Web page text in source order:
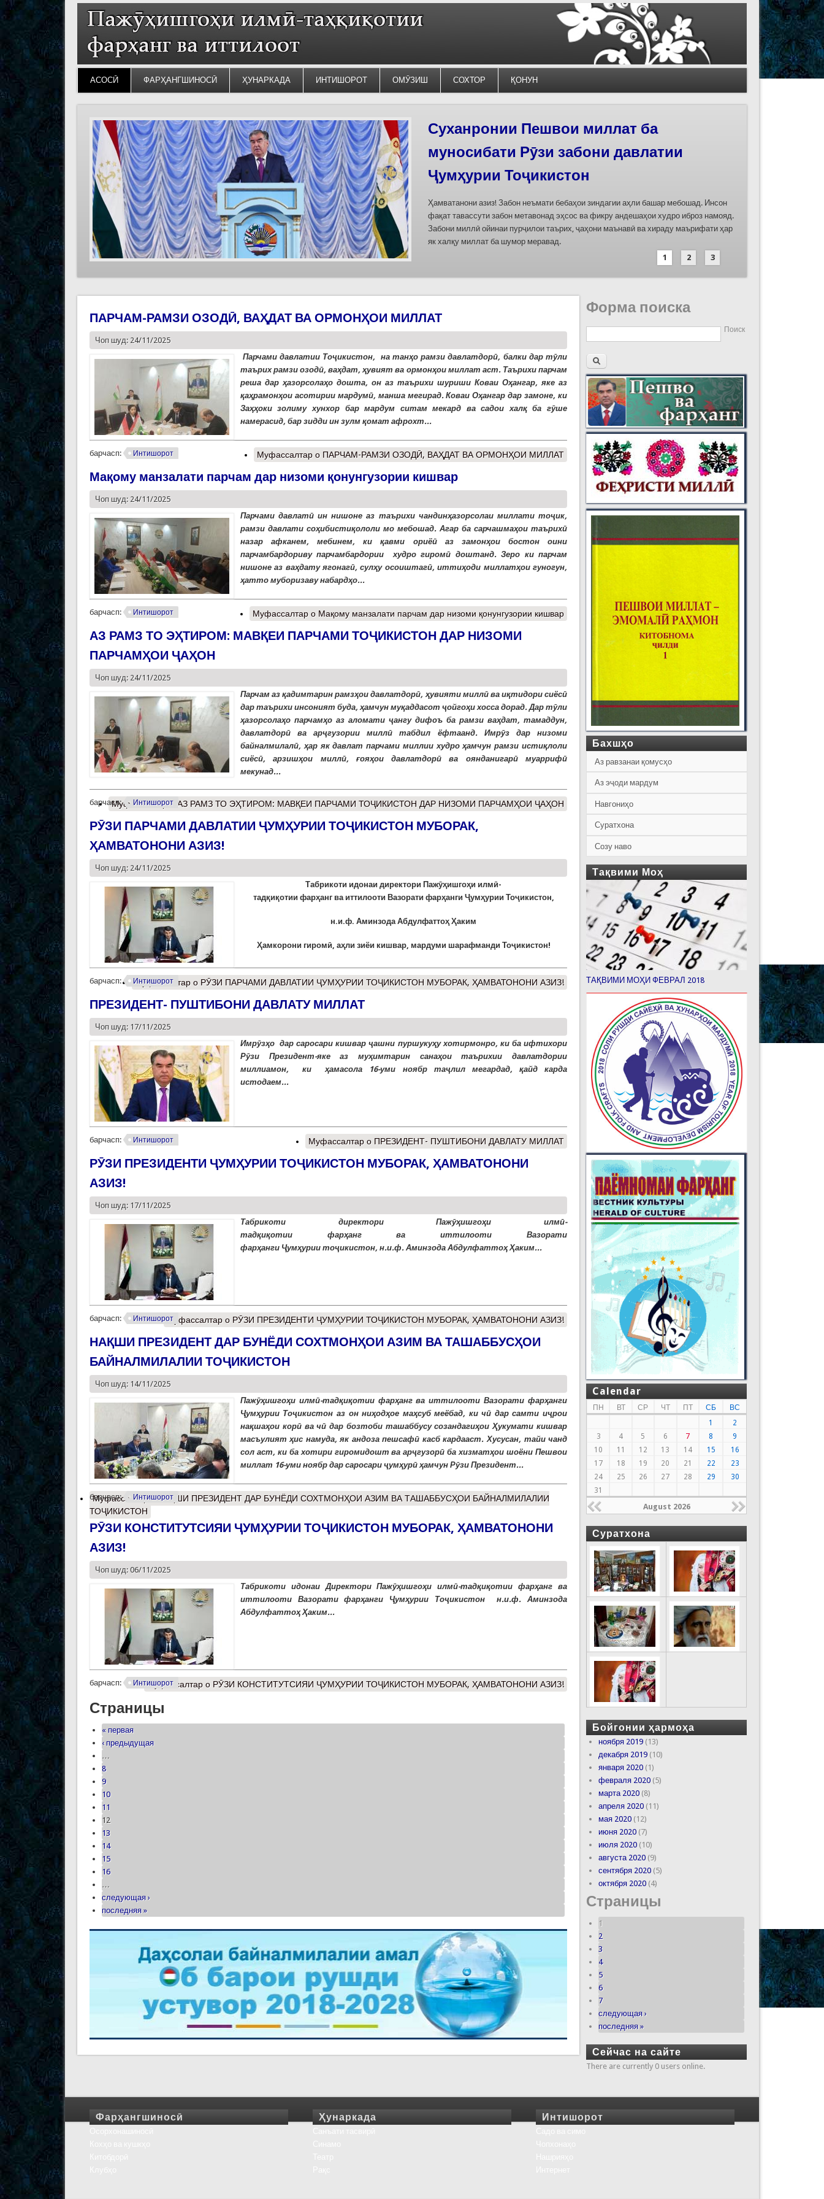
АСОСӢ ФАРҲАНГШИНОСӢ ҲУНАРКАДА ИНТИШОРОТ ОМӮЗИШ СОХТОР ҚОНУН
Силсилаи ёдгориҳои роҳи абрешим
барои сабт дар феҳристи ЮНЕСКО
омода мешаванд
Дар бахшҳои семинар вазъи омодасозии ҳуҷҷатҳои номинатсияҳои муштараки
кишварҳои Осиёи Марказӣ, аз он ҷумла номинатсияи “Роҳи абрешим: гузаргоҳи
минтақавии Фарғона-Сирдарё», ки аз ҷониби ҷумҳуриҳои Қазоқистон, Қирғизистон,
Тоҷикистон ва Ўзбекистон пешниҳод хоҳад шуд
1
2 3
ПАРЧАМ-РАМЗИ ОЗОДӢ, ВАҲДАТ ВА ОРМОНҲОИ МИЛЛАТ
Чоп шуд: 24/11/2025
Парчами давлатии Тоҷикистон, на танҳо рамзи давлатдорӣ, балки дар тӯли
таърих рамзи озодӣ, ваҳдат, ҳувият ва ормонҳои миллат аст. Таърихи парчам
реша дар ҳазорсолаҳо дошта, он аз таърихи шуриши Коваи Оҳангар, яке аз
қаҳрамонҳои асотирии мардумӣ, манша мегирад. Коваи Оҳангар дар замоне, ки
Заҳҳоки золиму хунхор бар мардум ситам мекард ва садои халқ ба гӯше
намерасид, бар зидди ин зулм қомат афрохт...
барчасп: Интишорот Муфассалтар о ПАРЧАМ-РАМЗИ ОЗОДӢ, ВАҲДАТ ВА ОРМОНҲОИ МИЛЛАТ
Мақому манзалати парчам дар низоми қонунгузории кишвар
Чоп шуд: 24/11/2025
Парчами давлатӣ ин нишоне аз таърихи чандинҳазорсолаи миллати тоҷик,
рамзи давлати соҳибистиқололи мо мебошад. Агар ба сарчашмаҳои таърихӣ
назар афканем, мебинем, ки қавми ориёӣ аз замонҳои бостон оини
парчамбардориву парчамбардории худро гиромӣ доштанд. Зеро ки парчам
нишоне аз ваҳдату ягонагӣ, сулҳу осоиштагӣ, иттиҳоди миллатҳои гуногун,
ҳатто муборизаву набардҳо...
барчасп: Интишорот Муфассалтар о Мақому манзалати парчам дар низоми қонунгузории кишвар
АЗ РАМЗ ТО ЭҲТИРОМ: МАВҚЕИ ПАРЧАМИ ТОҶИКИСТОН ДАР НИЗОМИ
ПАРЧАМҲОИ ҶАҲОН
Чоп шуд: 24/11/2025
Парчам аз қадимтарин рамзҳои давлатдорӣ, ҳувияти миллӣ ва иқтидори сиёсӣ
дар таърихи инсоният буда, ҳамчун муқаддасот ҷойгоҳи хосса дорад. Дар тӯли
ҳазорсолаҳо парчамҳо аз аломати ҷангу дифоъ ба рамзи ваҳдат, тамаддун,
давлатдорӣ ва арҷгузории миллӣ табдил ёфтаанд. Имрӯз дар низоми
байналмилалӣ, ҳар як давлат парчами миллии худро ҳамчун рамзи истиқлоли
сиёсӣ, арзишҳои миллӣ, ғояҳои давлатдорӣ ва оянданигарӣ муаррифӣ
мекунад...
барчасп: Интишорот
Муфассалтаро АЗ РАМЗ ТО ЭҲТИРОМ: МАВҚЕИ ПАРЧАМИ ТОҶИКИСТОН ДАР НИЗОМИ ПАРЧАМҲОИ ҶАҲОН
РӮЗИ ПАРЧАМИ ДАВЛАТИИ ҶУМҲУРИИ ТОҶИКИСТОН МУБОРАК,
ҲАМВАТОНОНИ АЗИЗ!
Чоп шуд: 24/11/2025
Табрикоти идонаи директори Пажӯҳишгоҳи илмӣ-
тадқиқотии фарҳанг ва иттилооти Вазорати фарҳанги Ҷумҳурии Тоҷикистон,
н.и.ф. Аминзода Абдулфаттоҳ Ҳаким
Ҳамкорони гиромӣ, аҳли зиёи кишвар, мардуми шарафманди Тоҷикистон!
барчасп: Интишорот
Муфассалтар о РӮЗИ ПАРЧАМИ ДАВЛАТИИ ҶУМҲУРИИ ТОҶИКИСТОН МУБОРАК, ҲАМВАТОНОНИ АЗИЗ!
ПРЕЗИДЕНТ- ПУШТИБОНИ ДАВЛАТУ МИЛЛАТ
Чоп шуд: 17/11/2025
Имрӯзҳо дар саросари кишвар ҷашни пуршукуҳу хотирмонро, ки ба ифтихори
Рӯзи Президент-яке аз муҳимтарин санаҳои таърихии давлатдории
миллиамон, ки ҳамасола 16-уми ноябр таҷлил мегардад, қайд карда
истодаем...
барчасп: Интишорот Муфассалтар о ПРЕЗИДЕНТ- ПУШТИБОНИ ДАВЛАТУ МИЛЛАТ
РӮЗИ ПРЕЗИДЕНТИ ҶУМҲУРИИ ТОҶИКИСТОН МУБОРАК, ҲАМВАТОНОНИ
АЗИЗ!
Чоп шуд: 17/11/2025
Табрикоти директори Пажӯҳишгоҳи илмӣ-
тадқиқотии фарҳанг ва иттилооти Вазорати
фарҳанги Ҷумҳурии тоҷикистон, н.и.ф. Аминзода Абдулфаттоҳ Ҳаким...
барчасп: ИнтишоротМуфассалтар о РӮЗИ ПРЕЗИДЕНТИ ҶУМҲУРИИ ТОҶИКИСТОН МУБОРАК, ҲАМВАТОНОНИ АЗИЗ!
НАҚШИ ПРЕЗИДЕНТ ДАР БУНЁДИ СОХТМОНҲОИ АЗИМ ВА ТАШАББУСҲОИ
БАЙНАЛМИЛАЛИИ ТОҶИКИСТОН
Чоп шуд: 14/11/2025
Пажӯҳишгоҳи илмӣ-тадқиқотии фарҳанг ва иттилооти Вазорати фарҳанги
Ҷумҳурии Тоҷикистон аз он ниҳодҳое маҳсуб меёбад, ки чӣ дар самти иҷрои
нақшаҳои корӣ ва чӣ дар бозтоби ташаббусу созандагиҳои Ҳукумати кишвар
масъулият ҳис намуда, як андоза пешсафӣ касб кардааст. Хусусан, тайи чанд
сол аст, ки ба хотири гиромидошт ва арҷгузорӣ ба хизматҳои шоёни Пешвои
миллат 16-уми ноябр дар саросари ҷумҳурӣ ҳамчун Рӯзи Президент...
барчасп: Интишорот
Муфассалтаро НАҚШИ ПРЕЗИДЕНТ ДАР БУНЁДИ СОХТМОНҲОИ АЗИМ ВА ТАШАББУСҲОИ БАЙНАЛМИЛАЛИИ
ТОҶИКИСТОН
РӮЗИ КОНСТИТУТСИЯИ ҶУМҲУРИИ ТОҶИКИСТОН МУБОРАК, ҲАМВАТОНОНИ
АЗИЗ!
Чоп шуд: 06/11/2025
Табрикоти идонаи Директори Пажӯҳишгоҳи илмӣ-тадқиқотии фарҳанг ва
иттилооти Вазорати фарҳанги Ҷумҳурии Тоҷикистонн.и.ф. Аминзода
Абдулфаттоҳ Ҳаким...
барчасп: Интишорот
Муфассалтар о РӮЗИ КОНСТИТУТСИЯИ ҶУМҲУРИИ ТОҶИКИСТОН МУБОРАК, ҲАМВАТОНОНИ АЗИЗ!
Страницы
« первая
‹ предыдущая
…
8
9
10
11
12
13
14
15
16
…
следующая ›
последняя »
Форма поиска
Поиск
Бахшҳо
Аз равзанаи қомусҳо
Аз эҷоди мардум
Навгониҳо
Суратхона
Созу наво
Тақвими Моҳ
ТАҚВИМИ МОҲИ ФЕВРАЛ 2018
Calendar
ПН ВТ СР ЧТ ПТ СБ
ВС
1
2
3
4 5 6 7 8
9
10
11 12 13 14 15
16
17
18 19 20 21 22
23
24
25 26 27 28 29
30
31
August 2026
Суратхона
Бойгонии ҳармоҳа
ноября 2019(13)
декабря 2019(10)
января 2020(1)
февраля 2020(5)
марта 2020(8)
апреля 2020(11)
мая 2020(12)
июня 2020(7)
июля 2020(10)
августа 2020(9)
сентября 2020(5)
октября 2020(4)
Страницы
1
2
3
4
5
6
7
следующая ›
последняя »
Сейчас на сайте
There are currently 0 users online.
Фарҳангшиносӣ Ҳунаркада Интишорот